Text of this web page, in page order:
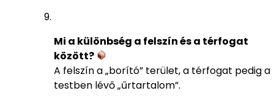
Mi a különbség a felszín és a térfogat
között?
A felszín a „borító” terület, a térfogat pedig a
testben lévő „űrtartalom”.